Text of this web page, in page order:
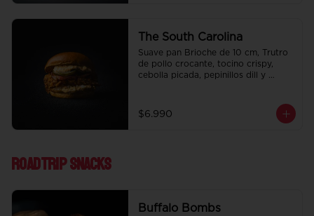
The South Carolina
Suave pan Brioche de 10 cm, Trutro
de pollo crocante, tocino crispy,
cebolla picada, pepinillos dill y
$6.990
Roadtrip Snacks
Buffalo Bombs